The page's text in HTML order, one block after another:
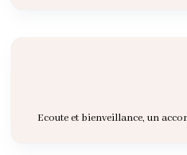
Ecoute et bienveillance, un